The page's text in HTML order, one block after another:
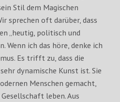
Stil dem Magischen
sprechen oft darüber, dass
„heutig, politisch und
Wenn ich das höre, denke ich
Es trifft zu, dass die
dynamische Kunst ist. Sie
Menschen gemacht,
leben. Aus